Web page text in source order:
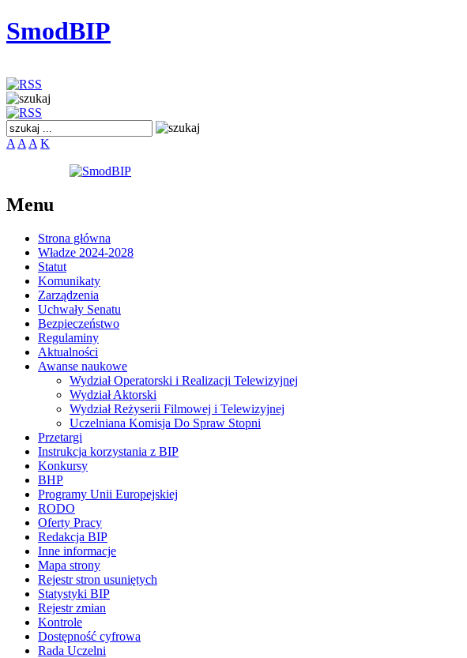
SmodBIP
A A A K
Menu
Strona główna
Władze 2024-2028
Statut
Komunikaty
Zarządzenia
Uchwały Senatu
Bezpieczeństwo
Regulaminy
Aktualności
Awanse naukowe
Wydział Operatorski i Realizacji Telewizyjnej
Wydział Aktorski
Wydział Reżyserii Filmowej i Telewizyjnej
Uczelniana Komisja Do Spraw Stopni
Przetargi
Instrukcja korzystania z BIP
Konkursy
BHP
Programy Unii Europejskiej
RODO
Oferty Pracy
Redakcja BIP
Inne informacje
Mapa strony
Rejestr stron usuniętych
Statystyki BIP
Rejestr zmian
Kontrole
Dostępność cyfrowa
Rada Uczelni